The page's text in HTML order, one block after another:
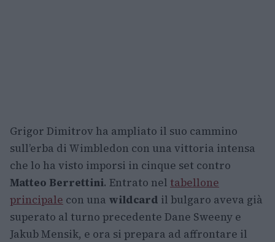
Grigor Dimitrov ha ampliato il suo cammino
sull’erba di Wimbledon con una vittoria intensa
che lo ha visto imporsi in cinque set contro
Matteo Berrettini. Entrato nel tabellone
principale con una wildcard il bulgaro aveva già
superato al turno precedente Dane Sweeny e
Jakub Mensik, e ora si prepara ad affrontare il